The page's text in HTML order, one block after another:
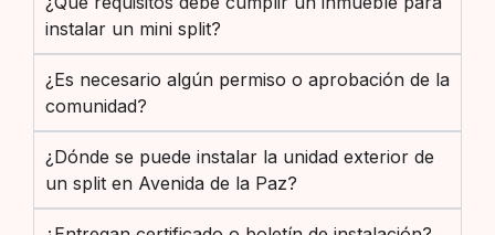
instalar un mini split?
¿Es necesario algún permiso o aprobación de la
comunidad?
¿Dónde se puede instalar la unidad exterior de
un split en Avenida de la Paz?